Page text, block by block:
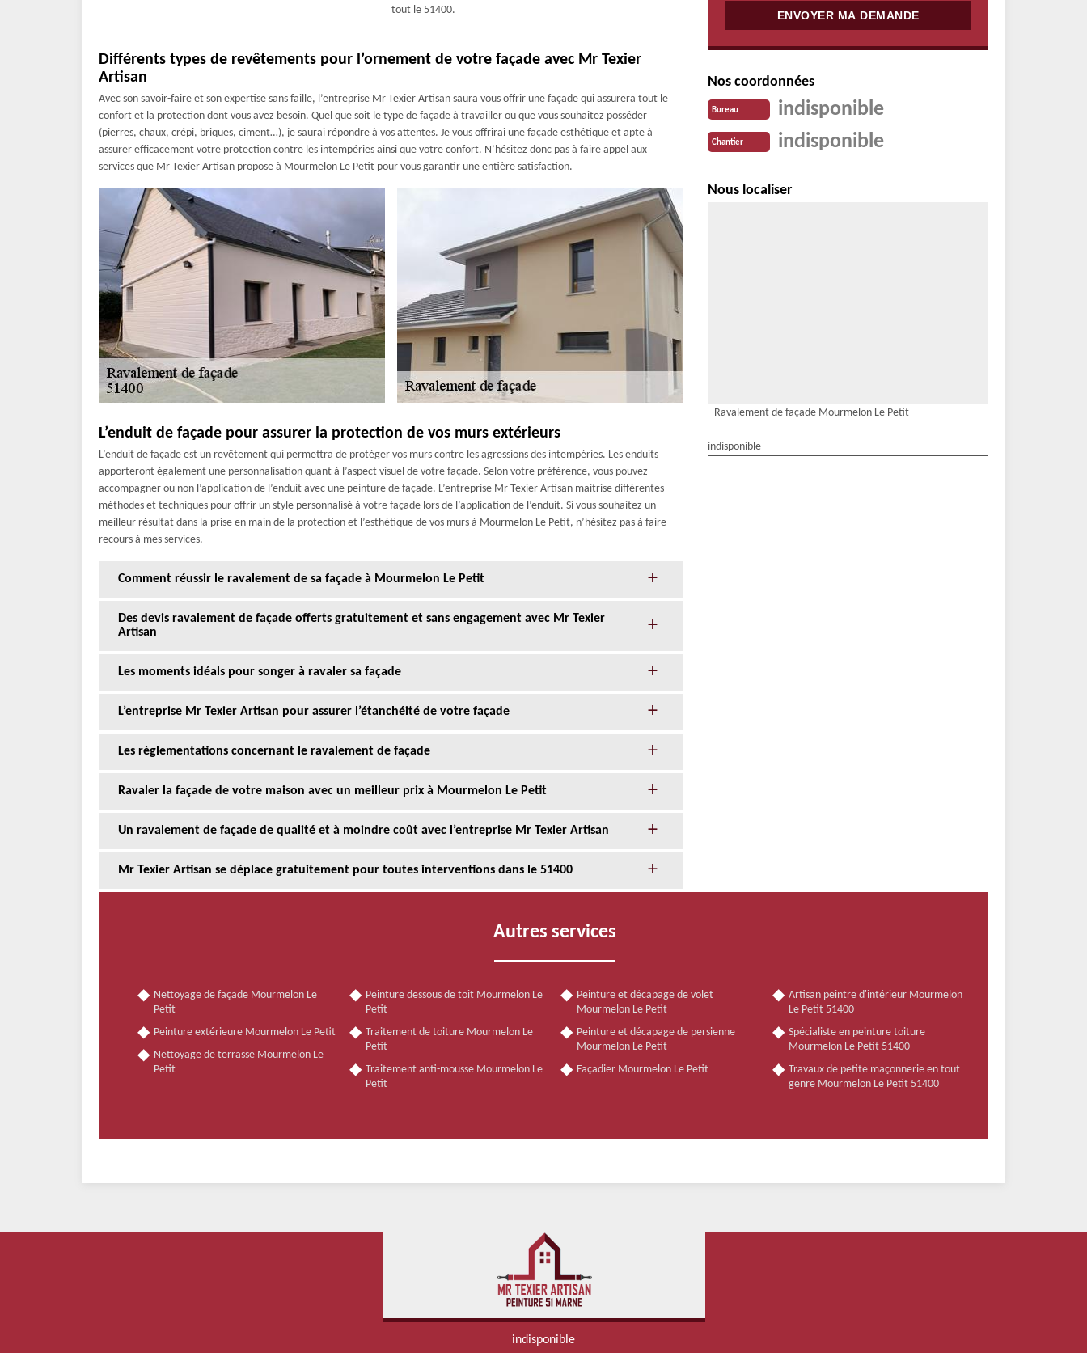
tout le 51400.
Différents types de revêtements pour l’ornement de votre façade avec Mr Texier
Artisan
Avec son savoir-faire et son expertise sans faille, l’entreprise Mr Texier Artisan saura vous offrir une façade qui assurera tout le
confort et la protection dont vous avez besoin. Quel que soit le type de façade à travailler ou que vous souhaitez posséder
(pierres, chaux, crépi, briques, ciment…), je saurai répondre à vos attentes. Je vous offrirai une façade esthétique et apte à
assurer efficacement votre protection contre les intempéries ainsi que votre confort. N’hésitez donc pas à faire appel aux
services que Mr Texier Artisan propose à Mourmelon Le Petit pour vous garantir une entière satisfaction.
L’enduit de façade pour assurer la protection de vos murs extérieurs
L’enduit de façade est un revêtement qui permettra de protéger vos murs contre les agressions des intempéries. Les enduits
apporteront également une personnalisation quant à l’aspect visuel de votre façade. Selon votre préférence, vous pouvez
accompagner ou non l’application de l’enduit avec une peinture de façade. L’entreprise Mr Texier Artisan maitrise différentes
méthodes et techniques pour offrir un style personnalisé à votre façade lors de l’application de l’enduit. Si vous souhaitez un
meilleur résultat dans la prise en main de la protection et l’esthétique de vos murs à Mourmelon Le Petit, n’hésitez pas à faire
recours à mes services.
Comment réussir le ravalement de sa façade à Mourmelon Le Petit
Des devis ravalement de façade offerts gratuitement et sans engagement avec Mr Texier
Artisan
Les moments idéals pour songer à ravaler sa façade
L’entreprise Mr Texier Artisan pour assurer l’étanchéité de votre façade
Les règlementations concernant le ravalement de façade
Ravaler la façade de votre maison avec un meilleur prix à Mourmelon Le Petit
Un ravalement de façade de qualité et à moindre coût avec l’entreprise Mr Texier Artisan
Mr Texier Artisan se déplace gratuitement pour toutes interventions dans le 51400
Nos coordonnées
Bureau indisponible
Chantier indisponible
Nous localiser
Ravalement de façade Mourmelon Le Petit
indisponible
Autres services
Nettoyage de façade Mourmelon Le
Petit
Peinture extérieure Mourmelon Le Petit
Nettoyage de terrasse Mourmelon Le
Petit
Peinture dessous de toit Mourmelon Le
Petit
Traitement de toiture Mourmelon Le
Petit
Traitement anti-mousse Mourmelon Le
Petit
Peinture et décapage de volet
Mourmelon Le Petit
Peinture et décapage de persienne
Mourmelon Le Petit
Façadier Mourmelon Le Petit
Artisan peintre d'intérieur Mourmelon
Le Petit 51400
Spécialiste en peinture toiture
Mourmelon Le Petit 51400
Travaux de petite maçonnerie en tout
genre Mourmelon Le Petit 51400
indisponible